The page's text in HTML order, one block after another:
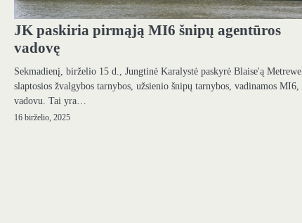
JK paskiria pirmąją MI6 šnipų agentūros
vadovę
Sekmadienį, birželio 15 d., Jungtinė Karalystė paskyrė Blaise'ą
slaptosios žvalgybos tarnybos, užsienio šnipų tarnybos, vadinamos MI6,
vadovu. Tai yra…
16 birželio, 2025